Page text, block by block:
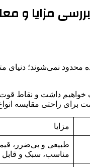
معایب ۵ مدل
محدود نمی‌شوند؛
خواهیم داشت و نقاط
برای راحتی مقایسه
مزایا
طبیعی و بی‌ضرر،
مناسب، سبک و